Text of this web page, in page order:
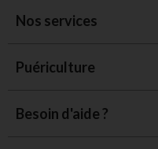
Nos services
Puériculture
Besoin d'aide ?